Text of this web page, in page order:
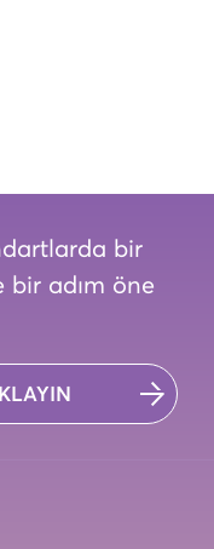
bir
bir adım öne